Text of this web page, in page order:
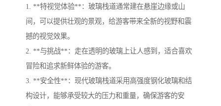
1. **特视觉体验**：玻璃栈道通常建在悬崖边缘或山
间，可以提供壮观的景观，给游客带来全新的视野和震
撼的视觉效果。
2. **与挑战**：走在透明的玻璃上让人感到，适合喜欢
冒险和追求新鲜体验的游客。
3. **安全性**：现代玻璃栈道采用高强度钢化玻璃和结
构设计，能够承受较大的压力和重量，确保游客的安